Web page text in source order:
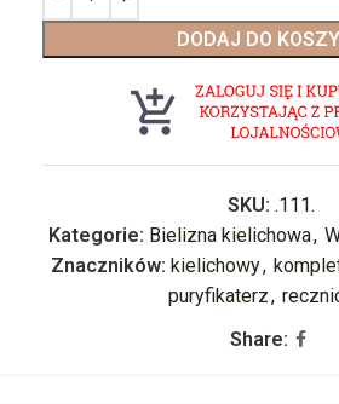
DODAJ DO
SKU: .111.
Kategorie: Bielizna kielichowa,
Znaczników: kielichowy,
puryfikaterz,
Share: